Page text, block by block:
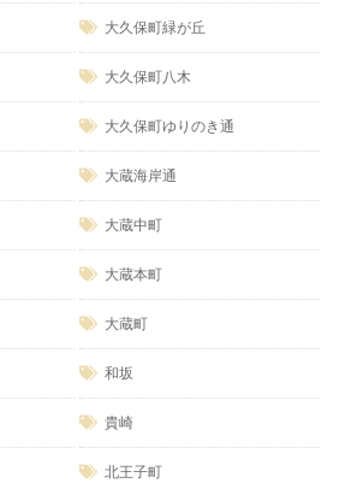
大久保町緑が丘
大久保町八木
大久保町ゆりのき通
大蔵海岸通
大蔵中町
大蔵本町
大蔵町
和坂
貴崎
北王子町